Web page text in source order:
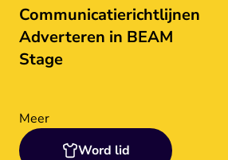
Communicatierichtlijnen
Adverteren in BEAM
Stage
Meer
Word lid